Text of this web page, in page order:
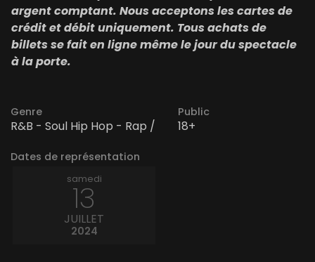
argent comptant. Nous acceptons les cartes de
crédit et débit uniquement. Tous achats de
billets se fait en ligne même le jour du spectacle
à la porte.
Genre
R&B - Soul Hip Hop - Rap /
Public
18+
Dates de représentation
samedi
13
JUILLET
2024